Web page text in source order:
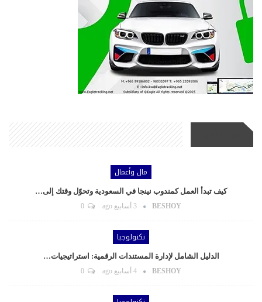
مال وأعمال
كيف تبدأ العمل كمندوب نينجا في السعودية وتحوّل وقتك إلى…
BESHOY 3 أسابيع ago
تكنولوجيا
الدليل الشامل لإدارة المستندات الرقمية: استراتيجيات…
BESHOY 4 أسابيع ago